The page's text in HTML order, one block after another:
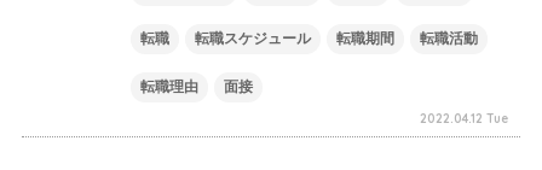
転職 転職スケジュール 転職期間 転職活動
転職理由 面接
2022.04.12 Tue